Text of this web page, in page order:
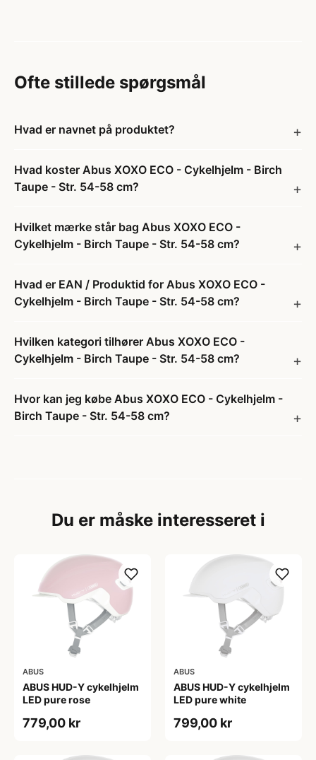
Ofte stillede spørgsmål
Hvad er navnet på produktet?
Hvad koster Abus XOXO ECO - Cykelhjelm - Birch
Taupe - Str. 54-58 cm?
Hvilket mærke står bag Abus XOXO ECO -
Cykelhjelm - Birch Taupe - Str. 54-58 cm?
Hvad er EAN / Produktid for Abus XOXO ECO -
Cykelhjelm - Birch Taupe - Str. 54-58 cm?
Hvilken kategori tilhører Abus XOXO ECO -
Cykelhjelm - Birch Taupe - Str. 54-58 cm?
Hvor kan jeg købe Abus XOXO ECO - Cykelhjelm -
Birch Taupe - Str. 54-58 cm?
Du er måske interesseret i
ABUS
ABUS HUD-Y cykelhjelm
LED pure rose
779,00 kr
ABUS
ABUS HUD-Y cykelhjelm
LED pure white
799,00 kr